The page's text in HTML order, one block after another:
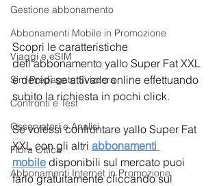
Gestione abbonamento
Abbonamenti Mobile in Promozione
Viaggi e eSIM
Sim Prepagate Svizzera
Confronti e Test
Osservatori e Analisi
Fibra Ottica
Abbonamenti Internet in Promozione
Scopri le caratteristiche
dell’abbonamento yallo Super Fat XXL
e decidi se attivarlo online effettuando
subito la richiesta in pochi click.
Se volessi confrontare yallo Super Fat
XXL con gli altri abbonamenti
mobile disponibili sul mercato puoi
farlo gratuitamente cliccando sul